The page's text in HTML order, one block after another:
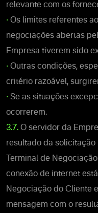
relevante com os
• Os limites referentes
negociações abertas
Empresa tiverem sido
• Outras condições,
critério razoável,
• Se as situações
ocorrerem.
3.7. O servidor da
resultado da
Terminal de
conexão de internet
Negociação do Cliente
mensagem com o